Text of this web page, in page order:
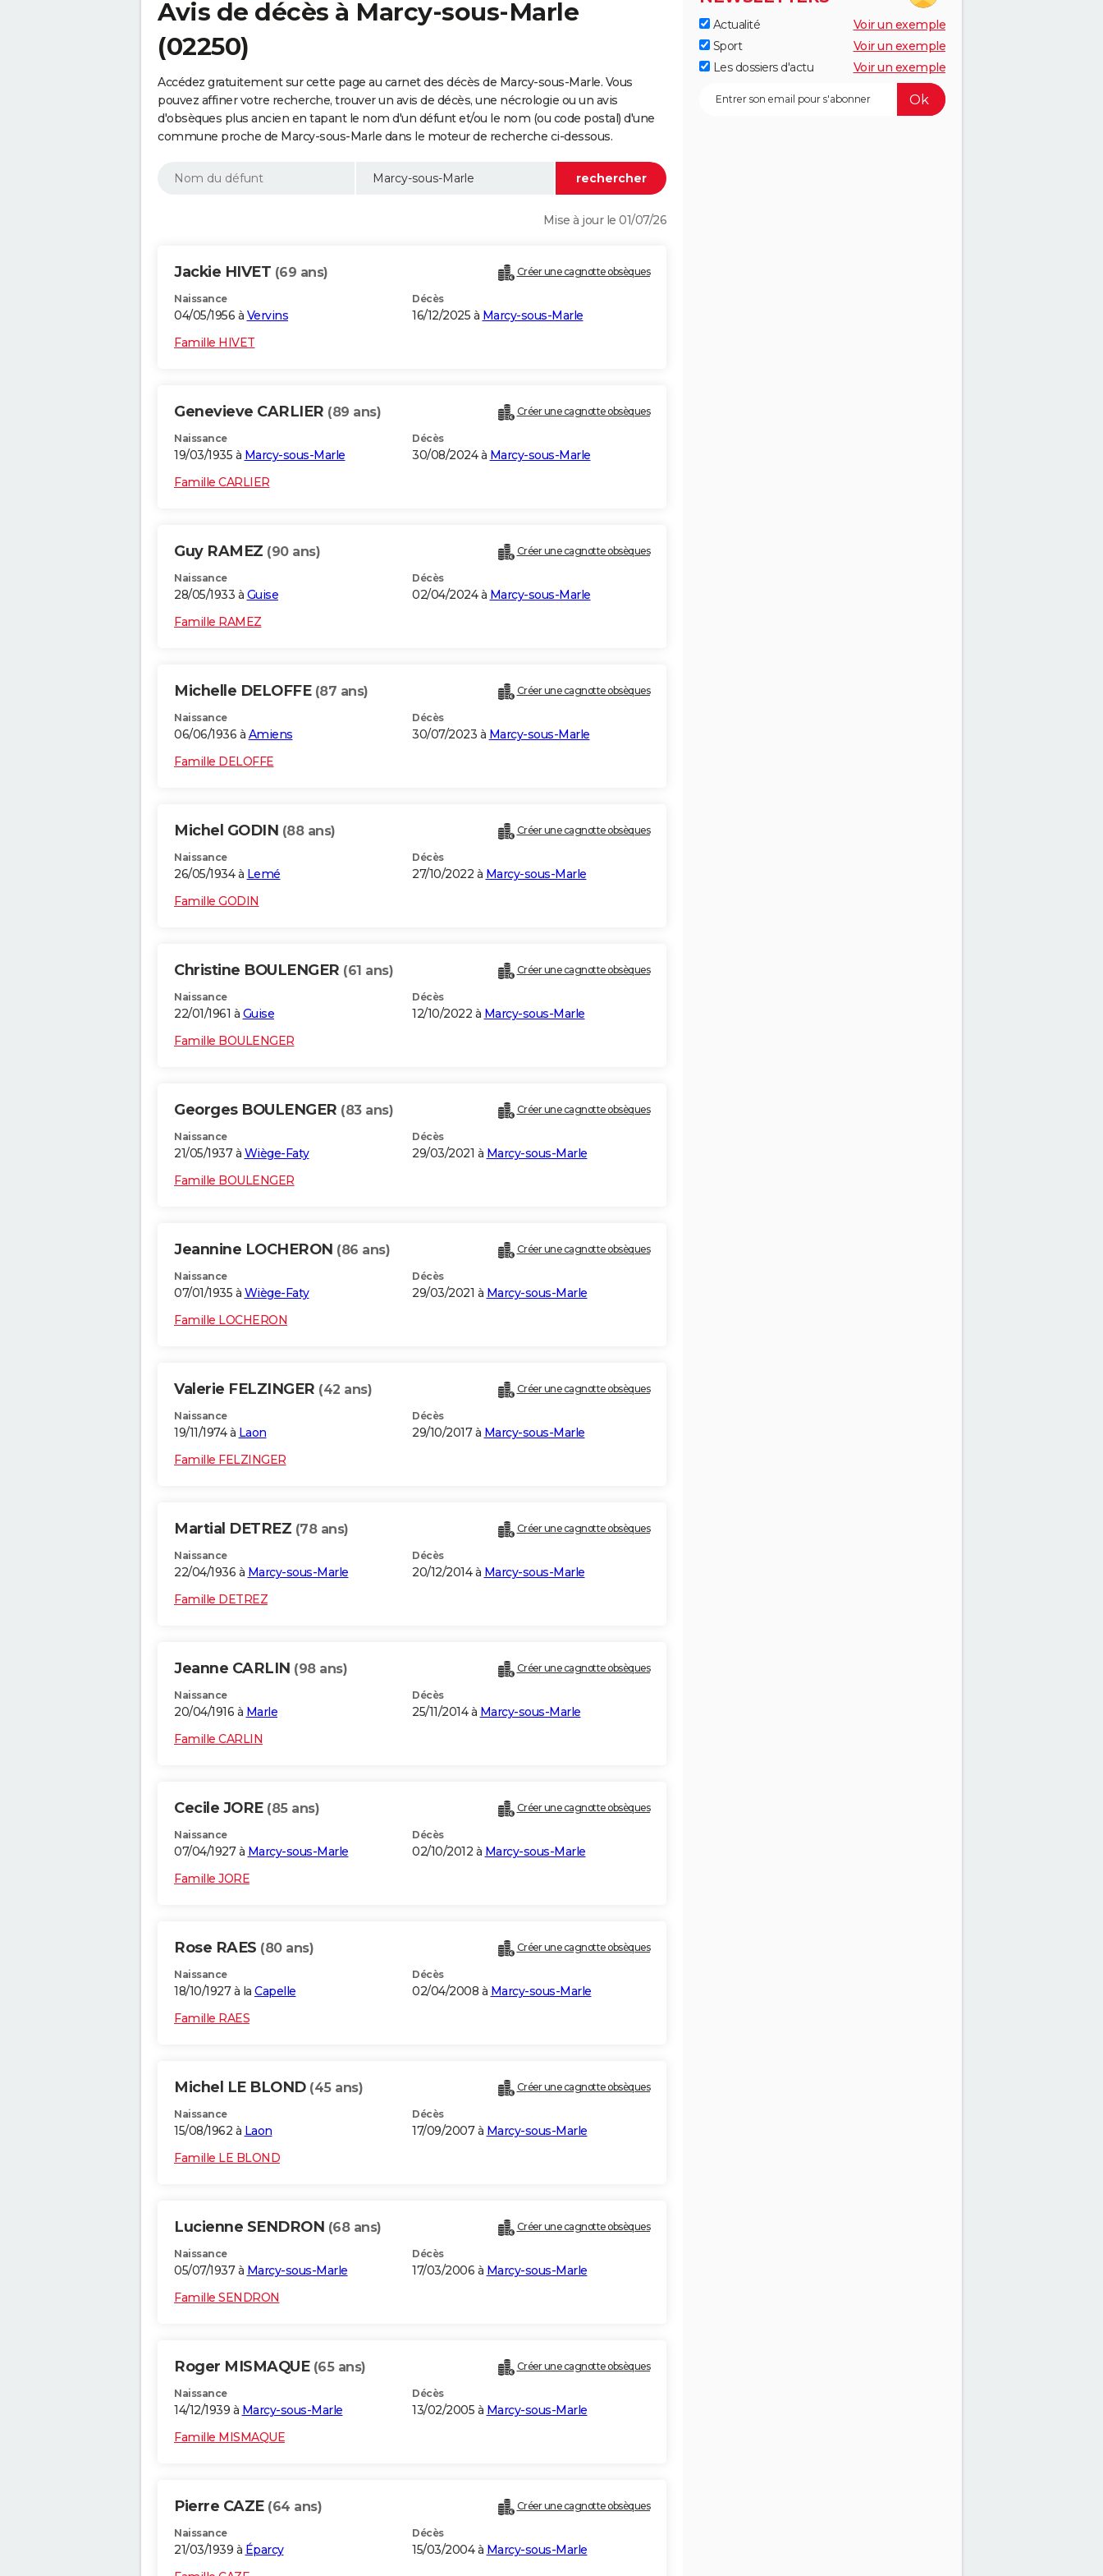
Avis de décès à Marcy-sous-Marle
(02250)
Accédez gratuitement sur cette page au carnet des décès de Marcy-sous-Marle. Vous
pouvez affiner votre recherche, trouver un avis de décès, une nécrologie ou un avis
d'obsèques plus ancien en tapant le nom d'un défunt et/ou le nom (ou code postal) d'une
commune proche de Marcy-sous-Marle dans le moteur de recherche ci-dessous.
Mise à jour le 01/07/26
Jackie HIVET (69 ans) Créer une cagnotte obsèques
Naissance
04/05/1956 à Vervins
Décès
16/12/2025 à Marcy-sous-Marle
Famille HIVET
Genevieve CARLIER (89 ans) Créer une cagnotte obsèques
Naissance
19/03/1935 à Marcy-sous-Marle
Décès
30/08/2024 à Marcy-sous-Marle
Famille CARLIER
Guy RAMEZ (90 ans) Créer une cagnotte obsèques
Naissance
28/05/1933 à Guise
Décès
02/04/2024 à Marcy-sous-Marle
Famille RAMEZ
Michelle DELOFFE (87 ans) Créer une cagnotte obsèques
Naissance
06/06/1936 à Amiens
Décès
30/07/2023 à Marcy-sous-Marle
Famille DELOFFE
Michel GODIN (88 ans) Créer une cagnotte obsèques
Naissance
26/05/1934 à Lemé
Décès
27/10/2022 à Marcy-sous-Marle
Famille GODIN
Christine BOULENGER (61 ans) Créer une cagnotte obsèques
Naissance
22/01/1961 à Guise
Décès
12/10/2022 à Marcy-sous-Marle
Famille BOULENGER
Georges BOULENGER (83 ans) Créer une cagnotte obsèques
Naissance
21/05/1937 à Wiège-Faty
Décès
29/03/2021 à Marcy-sous-Marle
Famille BOULENGER
Jeannine LOCHERON (86 ans) Créer une cagnotte obsèques
Naissance
07/01/1935 à Wiège-Faty
Décès
29/03/2021 à Marcy-sous-Marle
Famille LOCHERON
Valerie FELZINGER (42 ans) Créer une cagnotte obsèques
Naissance
19/11/1974 à Laon
Décès
29/10/2017 à Marcy-sous-Marle
Famille FELZINGER
Martial DETREZ (78 ans) Créer une cagnotte obsèques
Naissance
22/04/1936 à Marcy-sous-Marle
Décès
20/12/2014 à Marcy-sous-Marle
Famille DETREZ
Jeanne CARLIN (98 ans) Créer une cagnotte obsèques
Naissance
20/04/1916 à Marle
Décès
25/11/2014 à Marcy-sous-Marle
Famille CARLIN
Cecile JORE (85 ans) Créer une cagnotte obsèques
Naissance
07/04/1927 à Marcy-sous-Marle
Décès
02/10/2012 à Marcy-sous-Marle
Famille JORE
Rose RAES (80 ans) Créer une cagnotte obsèques
Naissance
18/10/1927 à la Capelle
Décès
02/04/2008 à Marcy-sous-Marle
Famille RAES
Michel LE BLOND (45 ans) Créer une cagnotte obsèques
Naissance
15/08/1962 à Laon
Décès
17/09/2007 à Marcy-sous-Marle
Famille LE BLOND
Lucienne SENDRON (68 ans) Créer une cagnotte obsèques
Naissance
05/07/1937 à Marcy-sous-Marle
Décès
17/03/2006 à Marcy-sous-Marle
Famille SENDRON
Roger MISMAQUE (65 ans) Créer une cagnotte obsèques
Naissance
14/12/1939 à Marcy-sous-Marle
Décès
13/02/2005 à Marcy-sous-Marle
Famille MISMAQUE
Pierre CAZE (64 ans) Créer une cagnotte obsèques
Naissance
21/03/1939 à Éparcy
Décès
15/03/2004 à Marcy-sous-Marle
Actualité
Voir un exemple
Sport
Voir un exemple
Les dossiers d'actu
Voir un exemple